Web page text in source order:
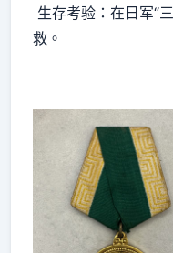
生存考验：在日军“
救。